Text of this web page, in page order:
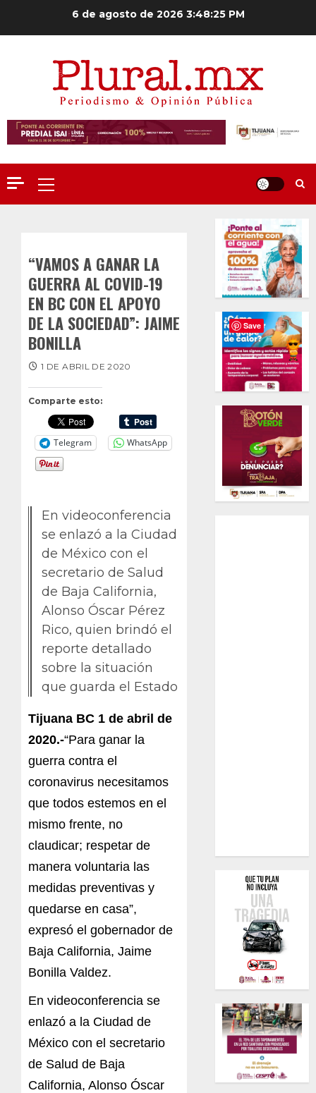
6 de agosto de 2026 3:48:26 PM
Menú
principal
“VAMOS A GANAR LA
GUERRA AL COVID-19
EN BC CON EL APOYO
DE LA SOCIEDAD”: JAIME
BONILLA
Comparte esto:
Telegram WhatsApp
1 DE ABRIL DE 2020
En videoconferencia
se enlazó a la Ciudad
de México con el
secretario de Salud
de Baja California,
Alonso Óscar Pérez
Rico, quien brindó el
reporte detallado
sobre la situación
que guarda el Estado
Tijuana BC 1 de abril de
2020.-“Para ganar la
guerra contra el
coronavirus necesitamos
que todos estemos en el
mismo frente, no
claudicar; respetar de
manera voluntaria las
medidas preventivas y
quedarse en casa”,
expresó el gobernador de
Baja California, Jaime
Bonilla Valdez.
En videoconferencia se
enlazó a la Ciudad de
México con el secretario
de Salud de Baja
California, Alonso Óscar
Save